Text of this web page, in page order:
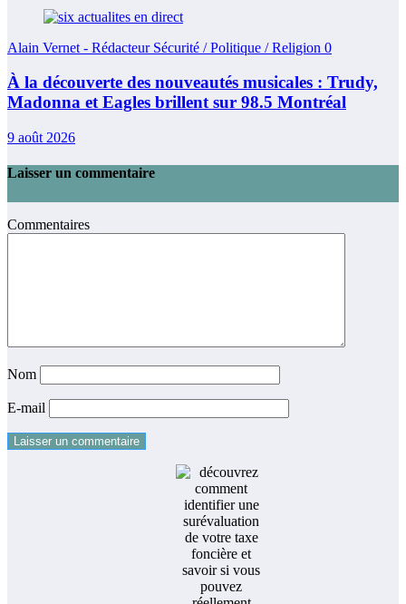
Alain Vernet - Rédacteur Sécurité / Politique / Religion 0
À la découverte des nouveautés musicales : Trudy,
Madonna et Eagles brillent sur 98.5 Montréal
9 août 2026
Laisser un commentaire
Commentaires
Nom
E-mail